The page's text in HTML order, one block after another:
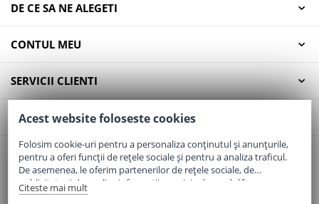
DE CE SA NE ALEGETI
CONTUL MEU
SERVICII CLIENTI
CONTACT
Email:office@elaptepraf.ro
Telefon:0745-964-449
Adresa:Sos. Borsului, Nr. 20, Oradea, Jud. Bihor
Acest website foloseste cookies
Folosim cookie-uri pentru a personaliza conținutul și anunțurile,
pentru a oferi funcții de rețele sociale și pentru a analiza traficul.
De asemenea, le oferim partenerilor de rețele sociale, de
publicitate și de analize informații cu privire la modul în care
folosiți site-ul nostru. Aceștia le pot combina cu alte informații
Citeste mai mult